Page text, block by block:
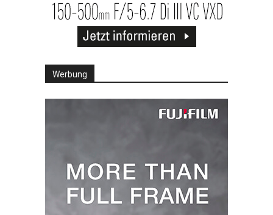
Werbung